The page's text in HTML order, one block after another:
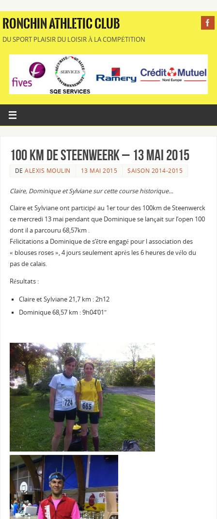
RONCHIN ATHLETIC CLUB
DU SPORT PLAISIR DU LOISIR À LA COMPÉTITION
100 Km de Steenweerk – 13 Mai 2015
DEALEXIS MOULIN 13 MAI 2015 SAISON 2014-2015
Claire, Dominique et Sylviane sur cette course historique…
Claire et Sylviane ont participé au 1er tour des 100km de Steenwerck
ce mercredi 13 mai pendant que Dominique se lançait sur l’open 100
dont il a parcouru 68,57km .
Félicitations a Dominique de s’être engagé pour l association des
« blouses roses », 4 jours seulement après les 6 heures de vélo du
pas de calais.
Résultats :
Claire et Sylviane 21,7 km : 2h12
Dominique 68,57 km : 9h04’01″